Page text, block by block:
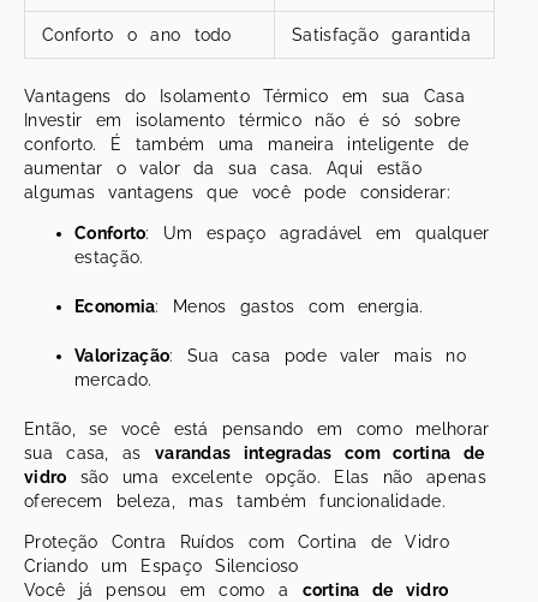
Conforto o ano todo Satisfação garantida
Vantagens do Isolamento Térmico em sua Casa
Investir em isolamento térmico não é só sobre
conforto. É também uma maneira inteligente de
aumentar o valor da sua casa. Aqui estão
algumas vantagens que você pode considerar:
Conforto: Um espaço agradável em qualquer
estação.
Economia: Menos gastos com energia.
Valorização: Sua casa pode valer mais no
mercado.
Então, se você está pensando em como melhorar
sua casa, as varandas integradas com cortina de
vidro são uma excelente opção. Elas não apenas
oferecem beleza, mas também funcionalidade.
Proteção Contra Ruídos com Cortina de Vidro
Criando um Espaço Silencioso
Você já pensou em como a cortina de vidro